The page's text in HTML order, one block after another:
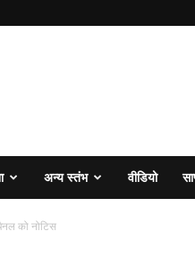
अन्य स्तंभ वीडियो
को नोटिस